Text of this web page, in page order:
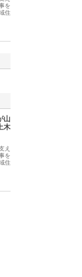
を
住
山
木
え
を
住